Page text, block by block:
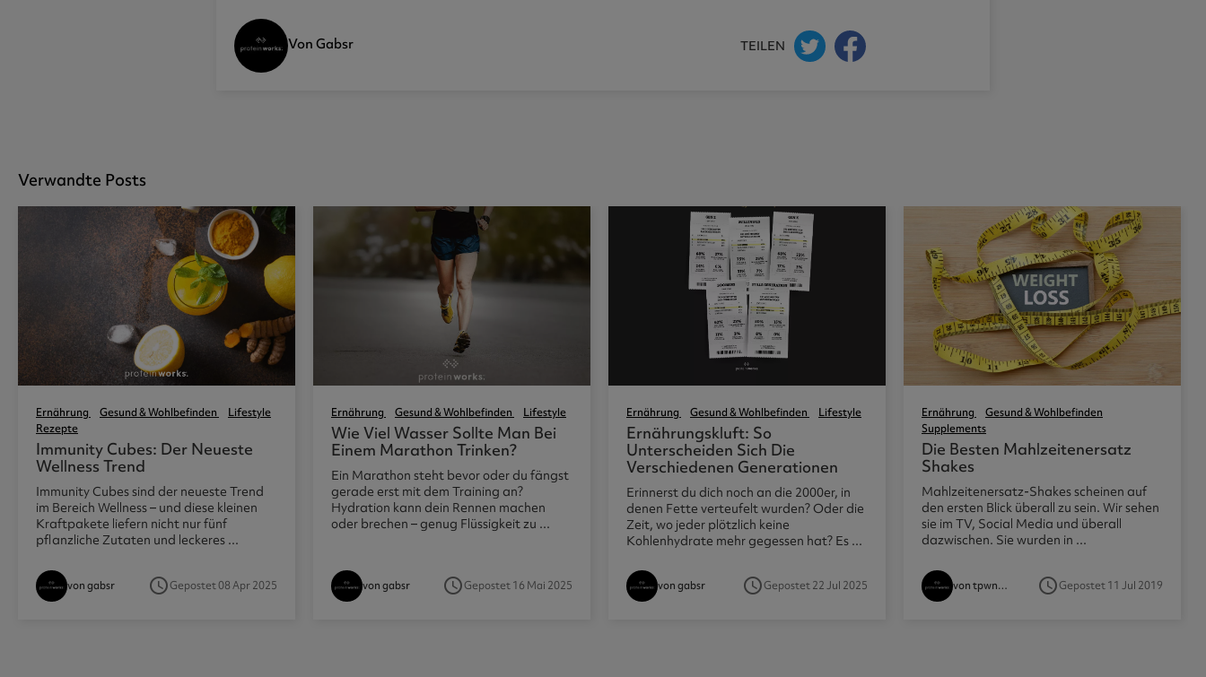
Von Gabsr TEILEN
Verwandte Posts
Ernährung Gesund & Wohlbefinden
Lifestyle
Rezepte
Immunity Cubes: Der Neueste
Wellness Trend
Immunity Cubes sind der neueste Trend
im Bereich Wellness – und diese kleinen
Kraftpakete liefern nicht nur fünf
pflanzliche Zutaten und leckeres ...
von gabsr access_timeGepostet 08 Apr 2025
Ernährung Gesund & Wohlbefinden Lifestyle
Wie Viel Wasser Sollte Man Bei
Einem Marathon Trinken?
Ein Marathon steht bevor oder du fängst
gerade erst mit dem Training an?
Hydration kann dein Rennen machen
oder brechen – genug Flüssigkeit zu ...
von gabsr access_timeGepostet 16 Mai 2025
Ernährung Gesund & Wohlbefinden Lifestyle
Ernährungskluft: So
Unterscheiden Sich Die
Verschiedenen Generationen
Erinnerst du dich noch an die 2000er, in
denen Fette verteufelt wurden? Oder die
Zeit, wo jeder plötzlich keine
Kohlenhydrate mehr gegessen hat? Es ...
von gabsr access_timeGepostet 22 Jul 2025
Ernährung
Gesund & Wohlbefinden
Supplements
Die Besten Mahlzeitenersatz
Shakes
Mahlzeitenersatz-Shakes scheinen auf
den ersten Blick überall zu sein. Wir sehen
sie im TV, Social Media und überall
dazwischen. Sie wurden in ...
von tpwnutritionist access_timeGepostet 11 Jul 2019